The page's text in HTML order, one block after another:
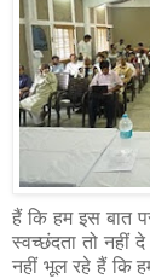
हैं कि हम इस बात
स्वच्छंदता तो नहीं
नहीं भूल रहे हैं कि